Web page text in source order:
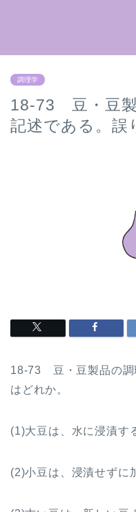
調理学
18-73 豆・豆
記述である。誤
18-73 豆・豆製品の調
はどれか。
(1)大豆は、水に浸漬す
(2)小豆は、浸漬せずに